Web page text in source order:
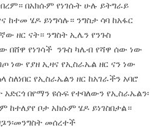
በአክሱም የነገሱት ሁሉ ይትግራይ
ከተመ ሄዶ ይነግሳሉ። ንግስታ ሳባ ከአፋር
ዘር ናት። ንግስት ኢሌን የንጉስ
በሸዋ የነገሳች ንጉስ ካሌብ የሻዋ ሰው ነው
ነው የያዘ ኢዛና የኢስራኤል ዘር ናን ነው
የኢስራኤልን ዘር ከአገራችን አባሮ
በየማን ዩሱፍ የተባለውን የኢስራኤልን፡
ከተለያየ ቦታ አክሱም ሄዶ ይነገስበታል።
መሰረተች